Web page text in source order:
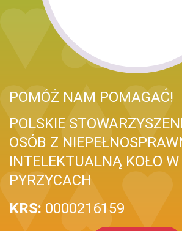
POMÓŻ NAM POMAGAĆ!
POLSKIE
OSÓB Z
INTELEKTUALNĄ KOŁO W
PYRZYCACH
KRS: 0000216159